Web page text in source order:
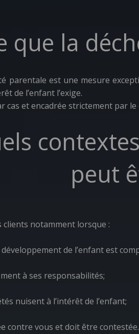
que la
parentale est une mesure
de l’enfant l’exige.
cas et encadrée strictement par
peut
clients notamment lorsque :
de l’enfant est
à ses responsabilités;
nuisent à l’intérêt de l’enfant;
contre vous et doit être contestée.